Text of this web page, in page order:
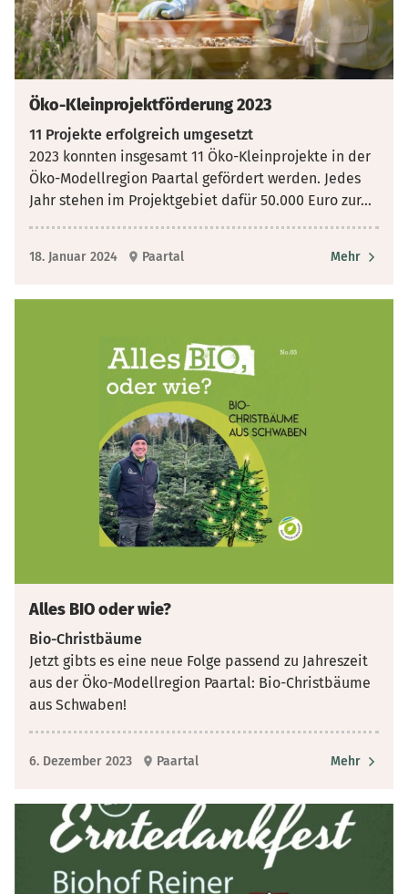
Öko-Kleinprojektförderung 2023
11 Projekte erfolgreich umgesetzt
2023 konnten insgesamt 11 Öko-Kleinprojekte in der
Öko-Modellregion Paartal gefördert werden. Jedes
Jahr stehen im Projektgebiet dafür 50.000 Euro zur...
18. Januar 2024 Paartal Mehr
Alles BIO oder wie?
Bio-Christbäume
Jetzt gibts es eine neue Folge passend zu Jahreszeit
aus der Öko-Modellregion Paartal: Bio-Christbäume
aus Schwaben!
6. Dezember 2023 Paartal Mehr